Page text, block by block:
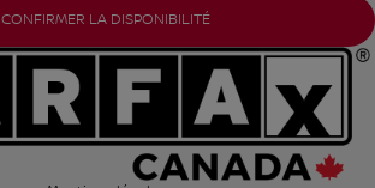
CONFIRMER LA DISPONIBILITÉ